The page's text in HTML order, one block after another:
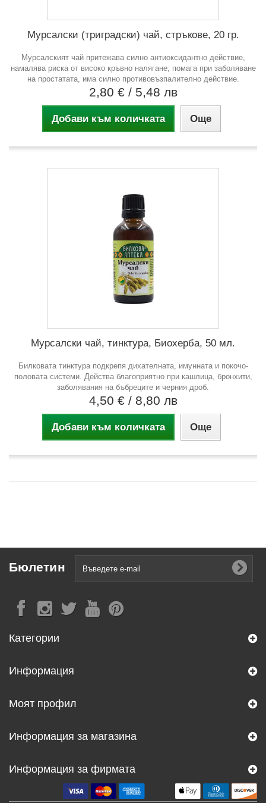
Мурсалски (триградски) чай, стръкове, 20 гр.
Мурсалският чай притежава силно антиоксидантно действие,
намалява риска от високо кръвно налягане, помага при заболяване
на простатата, има силно противовъзпалително действие.
2,80 € / 5,48 лв
Добави към количката Още
Мурсалски чай, тинктура, Биохерба, 50 мл.
Билковата тинктура подкрепя дихателната, имунната и покочо-
половата системи. Действа благоприятно при кашлица, бронхити,
заболявания на бъбреците и черния дроб.
4,50 € / 8,80 лв
Добави към количката Още
Бюлетин
Категории
Информация
Моят профил
Информация за магазина
Информация за фирмата